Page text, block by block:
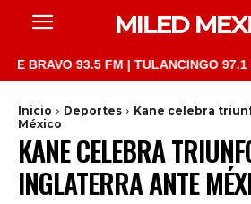
MILED
93.5 FM | TULANCINGO 97.1 FM |
Inicio Deportes
Kane celebra
México
KANE CELEBRA
INGLATERRA ANTE